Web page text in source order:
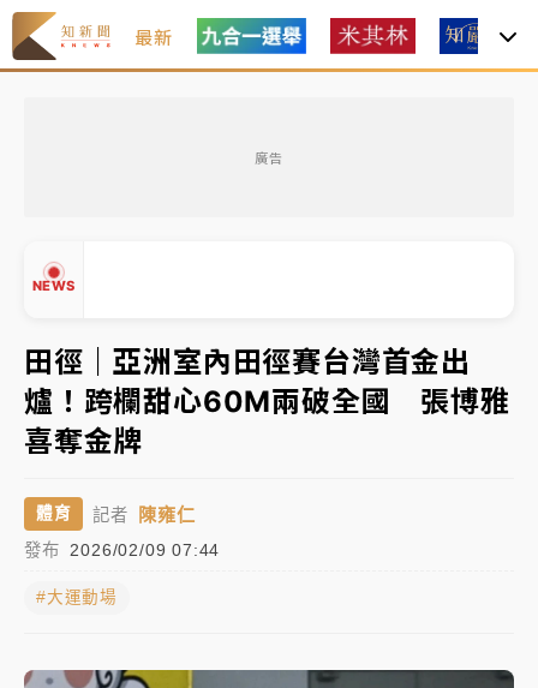
最新
廣告
NEWS
故宮《龍藏經》特展第2檔！今線上預約開賣一度塞車
周六起展出延長至晚上7時
台東農業處長涉圖利渡假村！東檢抗告成功 今重開羈
押庭
父親節泡湯了！中颱白海豚雨彈轟3天 「紅到發紫」降
雨熱區曝
女律師陳昱瑄詐慈濟10億！黃金158kg遭查扣畫面曝光
駁 理由曝光
周六起展出延長至晚上7時
▼
田徑｜亞洲室內田徑賽台灣首金出
爐！跨欄甜心60M兩破全國 張博雅
喜奪金牌
體育 記者 陳雍仁
發布 2026/02/09 07:44
#大運動場